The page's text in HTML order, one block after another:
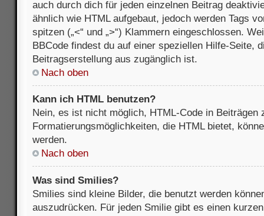
auch durch dich für jeden einzelnen Beitrag
ähnlich wie HTML aufgebaut, jedoch werden Tags
spitzen („<“ und „>“) Klammern eingeschlossen.
BBCode findest du auf einer speziellen Hilfe-Seite,
Beitragserstellung aus zugänglich ist.
Nach oben
Kann ich HTML benutzen?
Nein, es ist nicht möglich, HTML-Code in Beiträgen
Formatierungsmöglichkeiten, die HTML bietet,
werden.
Nach oben
Was sind Smilies?
Smilies sind kleine Bilder, die benutzt werden
auszudrücken. Für jeden Smilie gibt es einen